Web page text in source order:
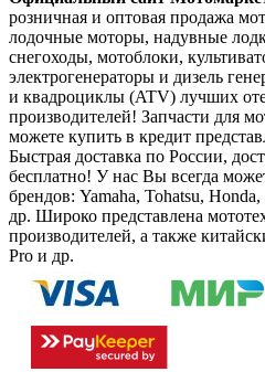
розничная и оптовая продажа
лодочные моторы, надувные
снегоходы, мотоблоки,
электрогенераторы и дизель
и квадроциклы (ATV) лучших
производителей! Запчасти для
можете купить в кредит
Быстрая доставка по России,
бесплатно! У нас Вы всегда
брендов: Yamaha, Tohatsu,
др. Широко представлена
производителей, а также
Pro и др.